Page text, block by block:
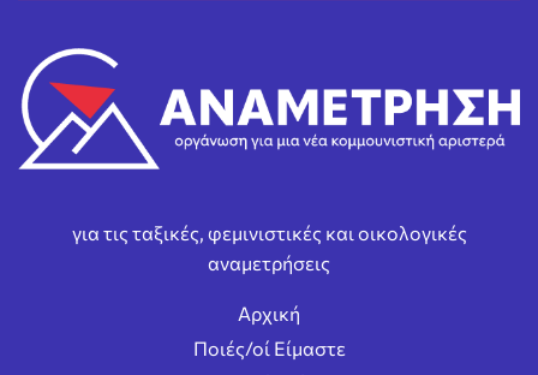
για τις ταξικές, φεμινιστικές και οικολογικές
αναμετρήσεις
Αρχική
Ποιές/οί Είμαστε